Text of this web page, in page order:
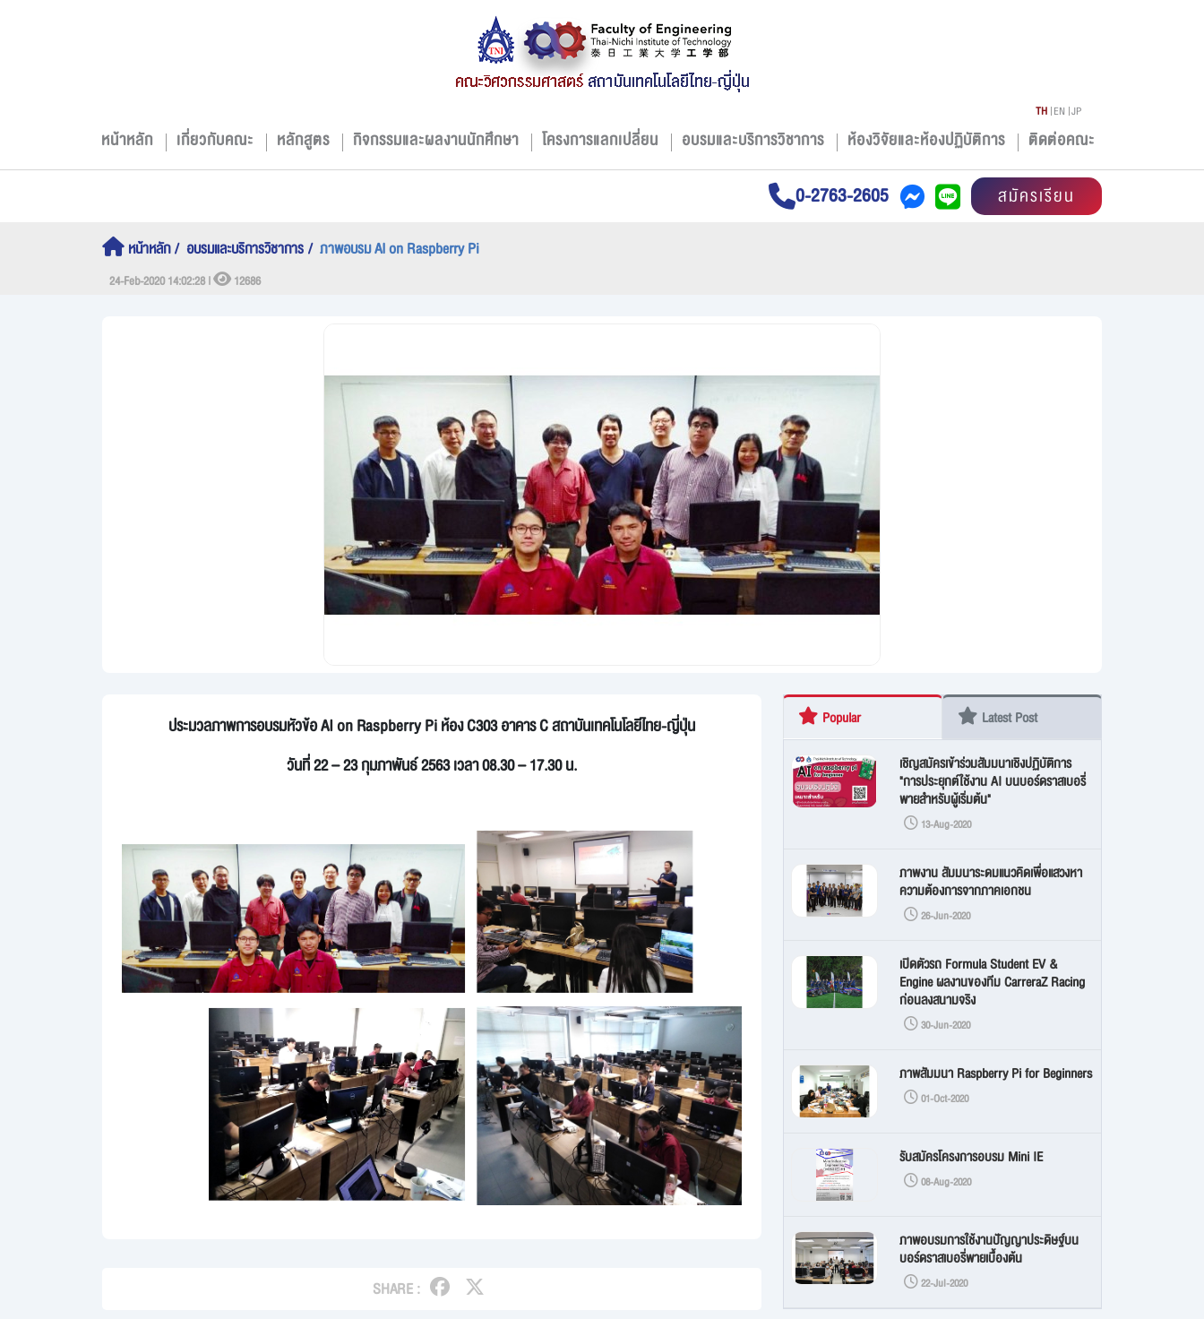
หน้าหลัก เกี่ยวกับคณะ หลักสูตร กิจกรรมและผลงานนักศึกษา โครงการแลกเปลี่ยน อบรมและบริการวิชาการ ห้องวิจัยและห้องปฏิบัติการ ติดต่อคณะ
TH EN JP
0-2763-2605 สมัครเรียน
หน้าหลัก อบรมและบริการวิชาการ ภาพอบรม AI on Raspberry Pi
24-Feb-2020 14:02:28 | 12686
ประมวลภาพการอบรมหัวข้อ AI on Raspberry Pi ห้อง C303 อาคาร C สถาบันเทคโนโลยีไทย-ญี่ปุ่น
วันที่ 22 – 23 กุมภาพันธ์ 2563 เวลา 08.30 – 17.30 น.
SHARE :
Popular Latest Post
เชิญสมัครเข้าร่วมสัมมนาเชิงปฏิบัติการ
"การประยุกต์ใช้งาน AI บนบอร์ดราสเบอรี่
พายสำหรับผู้เริ่มต้น"
13-Aug-2020
ภาพงาน สัมมนาระดมแนวคิดเพื่อแสวงหา
ความต้องการจากภาคเอกชน
26-Jun-2020
เปิดตัวรถ Formula Student EV &
Engine ผลงานของทีม CarreraZ Racing
ก่อนลงสนามจริง
30-Jun-2020
ภาพสัมมนา Raspberry Pi for Beginners
01-Oct-2020
รับสมัครโครงการอบรม Mini IE
08-Aug-2020
ภาพอบรมการใช้งานปัญญาประดิษฐ์บน
บอร์ดราสเบอรี่พายเบื้องต้น
22-Jul-2020